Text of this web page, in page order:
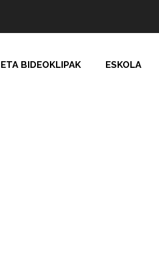
BIDEOKLIPAK ESKOLA